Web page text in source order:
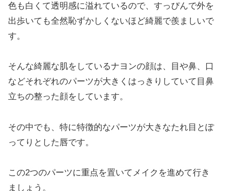
色も白くて透明感に溢れているので、すっぴんで外を
出歩いても全然恥ずかしくないほど綺麗で羨ましいで
す。
そんな綺麗な肌をしているナヨンの顔は、目や鼻、口
などそれぞれのパーツが大きくはっきりしていて目鼻
立ちの整った顔をしています。
その中でも、特に特徴的なパーツが大きなたれ目とぽ
ってりとした唇です。
この2つのパーツに重点を置いてメイクを進めて行き
ましょう。